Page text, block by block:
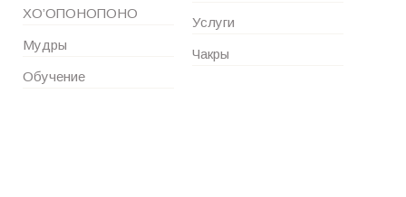
ХО’ОПОНОПОНО
Мудры
Обучение
Услуги
Чакры